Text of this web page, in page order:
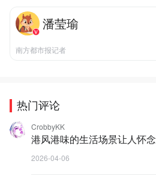
潘莹瑜
南方都市报记者
热门评论
CrobbyKK
港风港味的生活场景让人怀念
2026-04-06